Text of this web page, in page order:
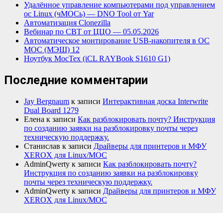
Удалённое управление компьютерами под управлением
ос Linux (чМОСь) — DNO Tool от Yar
Автоматизация Clonezilla
Вебинар по СВТ от ЦЦО — 05.05.2026
Автоматическое монтирование USB-накопителя в ОС
МОС (МЭШ) 12
Ноутбук МосТех (iCL RAYBook S1610 G1)
Последние комментарии
Jay Bergnaum к записи Интерактивная доска Interwrite
Dual Board 1279
Елена к записи Как разблокировать почту? Инструкция
по созданию заявки на разблокировку почты через
техническую поддержку.
Станислав к записи Драйверы для принтеров и МФУ
XEROX для Linux/МОС
AdminQwerty к записи Как разблокировать почту?
Инструкция по созданию заявки на разблокировку
почты через техническую поддержку.
AdminQwerty к записи Драйверы для принтеров и МФУ
XEROX для Linux/МОС